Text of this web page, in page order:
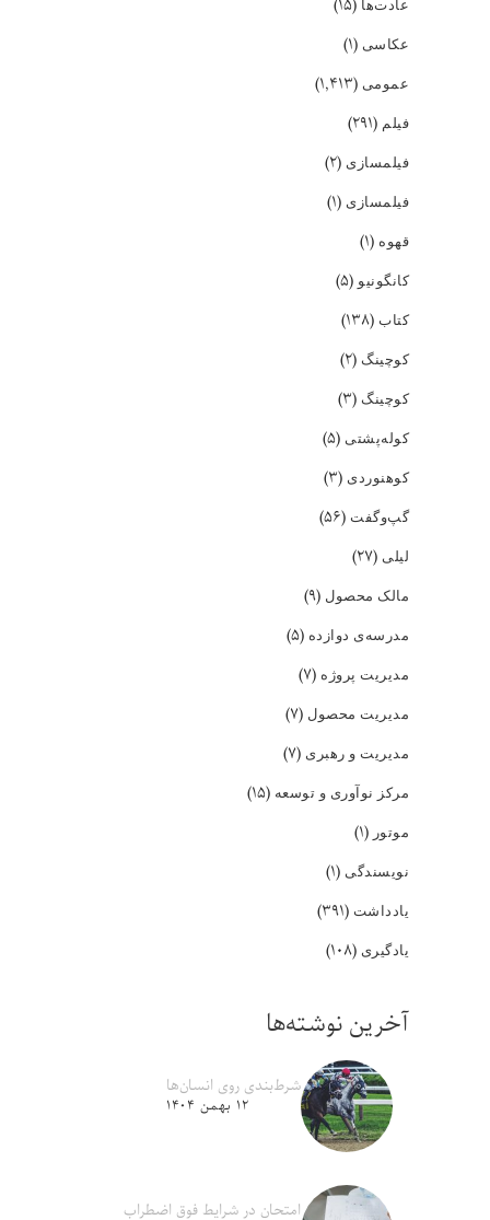
(۱۵)
عکاسی (۱)
عمومی (۱,۴۱۳)
فیلم (۲۹۱)
فیلمسازی (۲)
فیلمسازی (۱)
قهوه (۱)
کانگونیو(۵)
کتاب (۱۳۸)
کوچینگ (۲)
کوچینگ (۳)
کوله‌پشتی (۵)
کوهنوردی (۳)
گپ‌و‌گفت (۵۶)
لیلی (۲۷)
مالک محصول (۹)
مدرسه‌ی دوازده (۵)
مدیریت پروژه (۷)
مدیریت محصول (۷)
مدیریت و رهبری (۷)
مرکز نوآوری و توسعه (۱۵)
موتور (۱)
نویسندگی (۱)
یادداشت (۳۹۱)
یادگیری (۱۰۸)
آخرین نوشته‌ها
شرط‌بندی روی انسان‌ها
۱۲ بهمن ۱۴۰۴
امتحان در شرایط فوق اضطراب